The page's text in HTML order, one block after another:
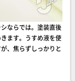
ならでは。塗装直後
ます。うすめ液を使
、焦らずしっかりと